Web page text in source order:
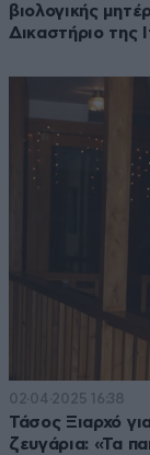
βιολογικής
Δικαστήριο της
02·04·2025 16:38
Τάσος Ξιαρχό
ζευγάρια: «Τα